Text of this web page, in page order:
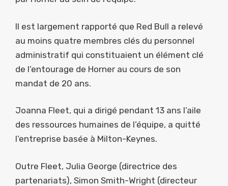
Il est largement rapporté que Red Bull a relevé
au moins quatre membres clés du personnel
administratif qui constituaient un élément clé
de l’entourage de Horner au cours de son
mandat de 20 ans.
Joanna Fleet, qui a dirigé pendant 13 ans l’aile
des ressources humaines de l’équipe, a quitté
l’entreprise basée à Milton-Keynes.
Outre Fleet, Julia George (directrice des
partenariats), Simon Smith-Wright (directeur